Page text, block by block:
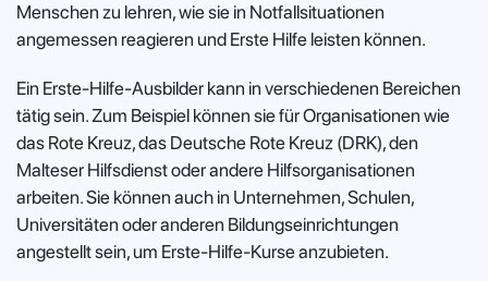
Menschen zu lehren, wie sie in Notfallsituationen
angemessen reagieren und Erste Hilfe leisten können.
Ein Erste-Hilfe-Ausbilder kann in verschiedenen Bereichen
tätig sein. Zum Beispiel können sie für Organisationen wie
das Rote Kreuz, das Deutsche Rote Kreuz (DRK), den
Malteser Hilfsdienst oder andere Hilfsorganisationen
arbeiten. Sie können auch in Unternehmen, Schulen,
Universitäten oder anderen Bildungseinrichtungen
angestellt sein, um Erste-Hilfe-Kurse anzubieten.